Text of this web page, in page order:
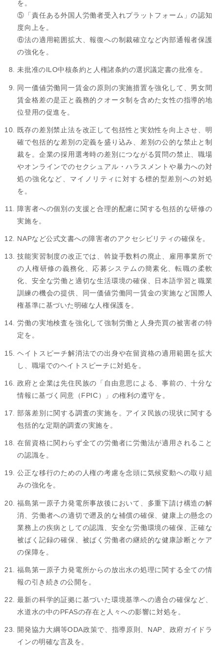
を。
⑤「責任ある外国人労働者受入れプラットフォーム」の認知
度向上を。
⑥法の適用範囲拡大、報復への制裁確立など内部通報者保護
の強化を。
未批准のILO中核条約と人権諸条約の選択議定書の批准を。
同一価値労働同一賃金の原則の実施措置を強化して、男女間
賃金格差の是正と義務的クオータ制を含めた女性の指導的地
位登用の促進を。
既存の差別禁止法を改正して包括性と実効性を向上させ、明
確で包括的な差別の定義を盛り込み、差別の公的な禁止と制
裁を。企業の採用選考時の差別につながる質問の禁止、職場
やオンラインでのセクシュアル・ハラスメントや暴力への対
処の強化など、マイノリティに対する標的型差別への対処
を。
障害者への個別の支援と合理的配慮に関する包括的な研修の
実施を。
NAPなど公式文書への障害者のアクセシビリティの確保を。
技能実習制度の改正では、斡旋手数料の廃止、雇用事業所で
の人権研修の義務化、応募システムの簡素化、転職の柔軟
化、安全な労働と適切な生活環境の確保、日本語学習と職業
訓練の機会の提供、同一価値労働同一賃金の実施など国際人
権基準に基づいた明確な人権保護を。
労働の実地検査を強化して強制労働と人身売買の被害者の特
定を。
ヘイトスピーチ解消法での出身や在留資格の適用範囲を拡大
し、職場でのヘイトスピーチに対処を。
政府と企業は先住民族の「自由意思による、事前の、十分な
情報に基づく同意（FPIC）」の権利の遵守を。
部落差別に関する調査の実施を。アイヌ民族の現状に関する
包括的な定期的調査の実施を。
在留資格に関わらず全ての労働者に労働法が適用されること
の認識を。
公正な移行のための人権の考慮を念頭に気候変動への取り組
みの強化を。
福島第一原子力発電所事故後において、多重下請け構造の解
消、労働者への適切で遡及的な補償の確保、健康上の懸念の
業務上の疾病としての認識、安全な労働環境の確保、正確な
被ばく記録の確保、被ばく労働者の継続的な健康診断とケア
の保障を。
福島第一原子力発電所からの放出水の処理に関する全ての情
報の引き続きの公開を。
最新の科学的証拠に基づいた環境基準への適合の確保など、
水道水の中のPFASの存在と人々への影響に対処を。
開発協力大綱等ODA政策で、指導原則、NAP、政府ガイドラ
インの明確な言及を。